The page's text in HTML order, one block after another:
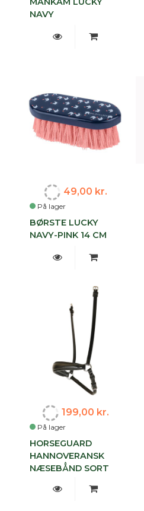
NAVY
På lager
49,00 kr.
BØRSTE LUCKY
NAVY-PINK 14 CM
På lager
199,00 kr.
HORSEGUARD
HANNOVERANSK
NÆSEBÅND SORT